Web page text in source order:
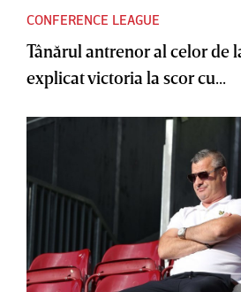
CONFERENCE LEAGUE
Tânărul antrenor al celor de
explicat victoria la scor cu...